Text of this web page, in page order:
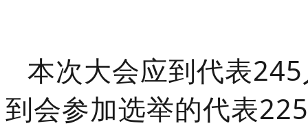
本次大会应到代表
到会参加选举的代表